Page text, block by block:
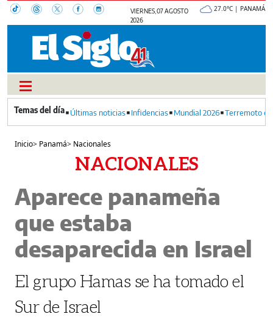
VIERNES, 07 AGOSTO
2026
27.0°C | PANAMÁ
Últimas noticias Infidencias Mundial 2026 Terremoto
Inicio> Panamá> Nacionales
NACIONALES
Aparece panameña
que estaba
desaparecida en Israel
El grupo Hamas se ha tomado el
Sur de Israel